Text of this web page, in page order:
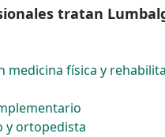
tratan
medicina física y
y ortopedista